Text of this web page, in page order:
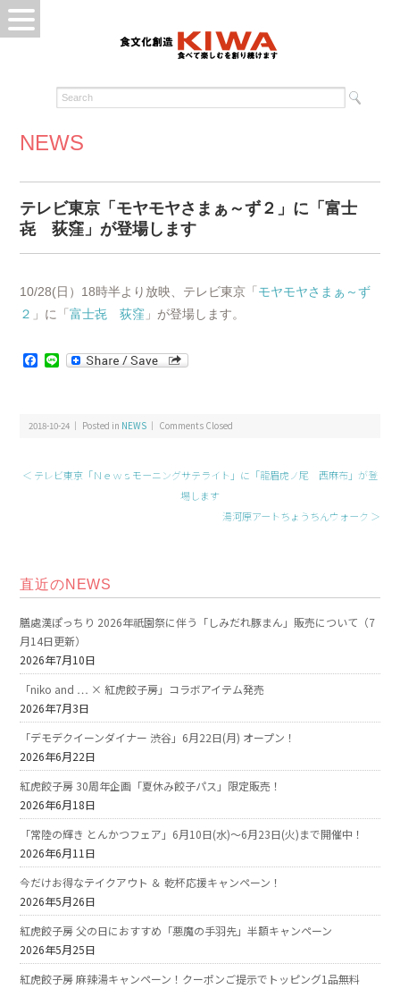
NEWS
テレビ東京「モヤモヤさまぁ～ず２」に「富士
㐂 荻窪」が登場します
10/28(日）18時半より放映、テレビ東京「 モヤモヤさまぁ～ず
２ 」に「富士㐂 荻窪 」が登場します。
Facebook
Line
2018-10-24 ｜ Posted in NEWS Comments Closed
＜ テレビ東京「Ｎｅｗｓモーニングサテライト」に「龍眉虎ノ尾 西麻布」が登
場します
湯河原アートちょうちんウォーク ＞
直近のNEWS
膳處漢ぽっちり 2026年祇園祭に伴う「しみだれ豚まん」販売について（7
月14日更新）
2026年7月10日
「niko and … × 紅虎餃子房」コラボアイテム発売
2026年7月3日
「デモデクイーンダイナー 渋谷」6月22日(月) オープン！
2026年6月22日
紅虎餃子房 30周年企画「夏休み餃子パス」限定販売！
2026年6月18日
「常陸の輝き とんかつフェア」6月10日(水)～6月23日(火)まで開催中！
2026年6月11日
今だけお得なテイクアウト ＆ 乾杯応援キャンペーン！
2026年5月26日
紅虎餃子房 父の日におすすめ「悪魔の手羽先」半額キャンペーン
2026年5月25日
紅虎餃子房 麻辣湯キャンペーン！クーポンご提示でトッピング1品無料